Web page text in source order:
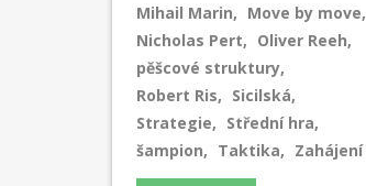
Mihail Marin, Move by move,
Nicholas Pert, Oliver Reeh,
pěšcové struktury,
Robert Ris, Sicilská,
Strategie, Střední hra,
šampion, Taktika, Zahájení